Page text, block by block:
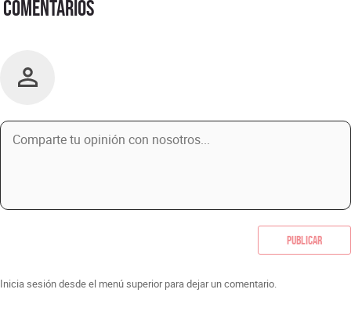
Comentarios
Publicar
Inicia sesión desde el menú superior para dejar un comentario.